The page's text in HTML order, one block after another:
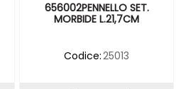
656002PENNELLO SET.
MORBIDE L.21,7CM
Codice:25013